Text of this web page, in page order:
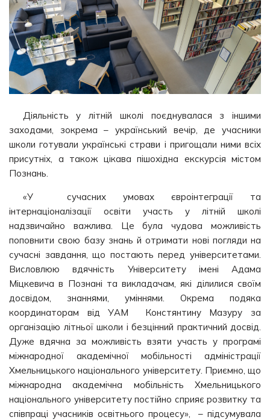
Діяльність у літній школі поєднувалася з іншими
заходами, зокрема – український вечір, де учасники
школи готували українські страви і пригощали ними всіх
присутніх, а також цікава пішохідна екскурсія містом
Познань.
«У сучасних умовах євроінтеграції та
інтернаціоналізації освіти участь у літній школі
надзвичайно важлива. Це була чудова можливість
поповнити свою базу знань й отримати нові погляди на
сучасні завдання, що постають перед університетами.
Висловлюю вдячність Університету імені Адама
Міцкевича в Познані та викладачам, які ділилися своїм
досвідом, знаннями, уміннями. Окрема подяка
координаторам від УАМ Констянтину Мазуру за
організацію літньої школи і безцінний практичний досвід.
Дуже вдячна за можливість взяти участь у програмі
міжнародної академічної мобільності адміністрації
Хмельницького національного університету. Приємно, що
міжнародна академічна мобільність Хмельницького
національного університету постійно сприяє розвитку та
співпраці учасників освітнього процесу», – підсумувала